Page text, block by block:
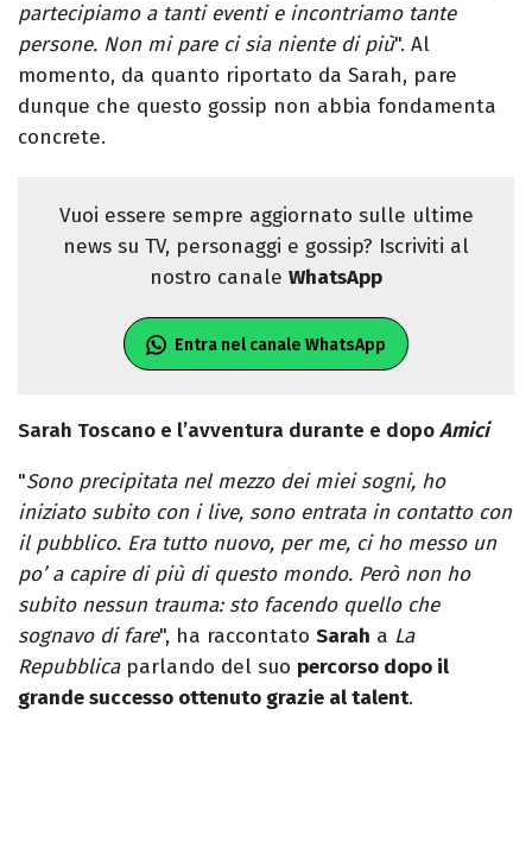
partecipiamo a tanti eventi e incontriamo tante
persone. Non mi pare ci sia niente di più". Al
momento, da quanto riportato da Sarah, pare
dunque che questo gossip non abbia fondamenta
concrete.
Vuoi essere sempre aggiornato sulle ultime
news su TV, personaggi e gossip? Iscriviti al
nostro canale WhatsApp
Entra nel canale WhatsApp
Sarah Toscano e l’avventura durante e dopoAmici
"Sono precipitata nel mezzo dei miei sogni, ho
iniziato subito con i live, sono entrata in contatto con
il pubblico. Era tutto nuovo, per me, ci ho messo un
po’ a capire di più di questo mondo. Però non ho
subito nessun trauma: sto facendo quello che
sognavo di fare", ha raccontato Sarah a La
Repubblicaparlando del suo percorso dopo il
grande successo ottenuto grazie al talent.